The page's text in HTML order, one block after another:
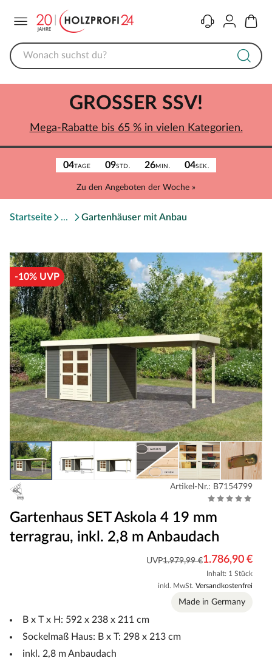
KontaktKonto
04TAGE 09STD. 26MIN. 04SEK.
Zu den Angeboten der Woche »
GROSSER SSV!
Mega-Rabatte bis 65 % in vielen Kategorien.
Startseite Gartenhäuser mit Anbau
-10% UVP
Artikel-Nr.: B7154799
Gartenhaus SET Askola 4 19 mm
terragrau, inkl. 2,8 m Anbaudach
UVP1.979,99 €1.786,90 €
Inhalt: 1 Stück
inkl. MwSt. Versandkostenfrei
Made in Germany
B x T x H: 592 x 238 x 211 cm
Sockelmaß Haus: B x T: 298 x 213 cm
inkl. 2,8 m Anbaudach